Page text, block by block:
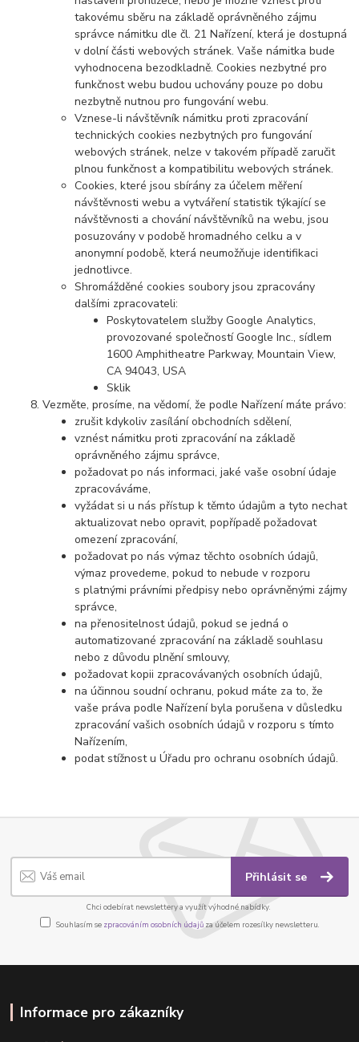
takovému sběru na základě oprávněného zájmu
správce námitku dle čl. 21 Nařízení, která je dostupná
v dolní části webových stránek. Vaše námitka bude
vyhodnocena bezodkladně. Cookies nezbytné pro
funkčnost webu budou uchovány pouze po dobu
nezbytně nutnou pro fungování webu.
Vznese-li návštěvník námitku proti zpracování
technických cookies nezbytných pro fungování
webových stránek, nelze v takovém případě zaručit
plnou funkčnost a kompatibilitu webových stránek.
Cookies, které jsou sbírány za účelem měření
návštěvnosti webu a vytváření statistik týkající se
návštěvnosti a chování návštěvníků na webu, jsou
posuzovány v podobě hromadného celku a v
anonymní podobě, která neumožňuje identifikaci
jednotlivce.
Shromážděné cookies soubory jsou zpracovány
dalšími zpracovateli:
Poskytovatelem služby Google Analytics,
provozované společností Google Inc., sídlem
1600 Amphitheatre Parkway, Mountain View,
CA 94043, USA
Sklik
Vezměte, prosíme, na vědomí, že podle Nařízení máte právo:
zrušit kdykoliv zasílání obchodních sdělení,
vznést námitku proti zpracování na základě
oprávněného zájmu správce,
požadovat po nás informaci, jaké vaše osobní údaje
zpracováváme,
vyžádat si u nás přístup k těmto údajům a tyto nechat
aktualizovat nebo opravit, popřípadě požadovat
omezení zpracování,
požadovat po nás výmaz těchto osobních údajů,
výmaz provedeme, pokud to nebude v rozporu
s platnými právními předpisy nebo oprávněnými zájmy
správce,
na přenositelnost údajů, pokud se jedná o
automatizované zpracování na základě souhlasu
nebo z důvodu plnění smlouvy,
požadovat kopii zpracovávaných osobních údajů,
na účinnou soudní ochranu, pokud máte za to, že
vaše práva podle Nařízení byla porušena v důsledku
zpracování vašich osobních údajů v rozporu s tímto
Nařízením,
podat stížnost u Úřadu pro ochranu osobních údajů.
Přihlásit se
Chci odebírat newslettery a využít výhodné nabídky.
Souhlasím se zpracováním osobních údajůza účelem rozesílky newsletteru.
Informace pro zákazníky